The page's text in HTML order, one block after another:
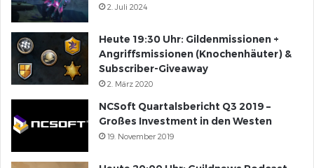
2. Juli 2024
Heute 19:30 Uhr: Gildenmissionen +
Angriffsmissionen (Knochenhäuter) &
Subscriber-Giveaway
2. März 2020
NCSoft Quartalsbericht Q3 2019 –
Großes Investment in den Westen
19. November 2019